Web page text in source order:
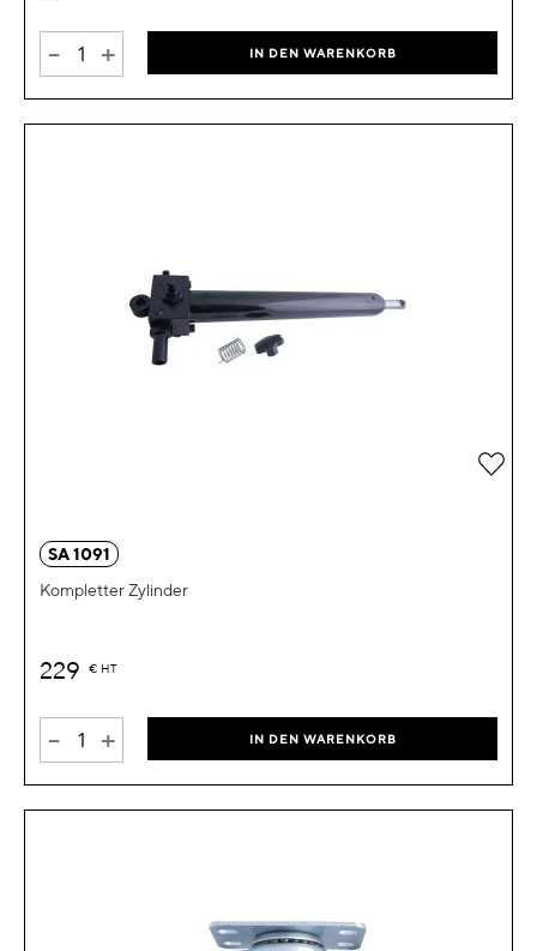
- + IN DEN WARENKORB
SA 1091
Kompletter Zylinder
229 € HT
- + IN DEN WARENKORB
Zur